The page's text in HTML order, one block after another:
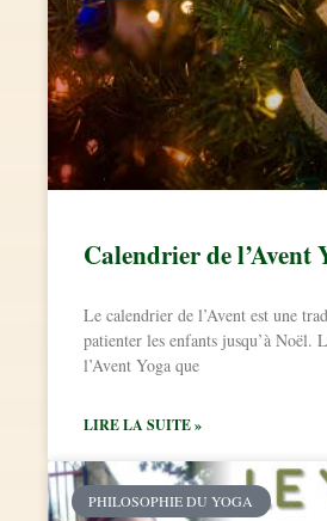
Calendrier de l’Avent
Le calendrier de l’Avent est une
patienter les enfants jusqu’à Noël.
l’Avent Yoga que
LIRE LA SUITE »
PHILOSOPHIE DU YOGA